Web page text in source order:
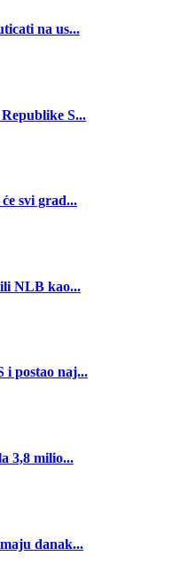
na us...
S...
svi grad...
NLB kao...
i postao naj...
3,8 milio...
danak...